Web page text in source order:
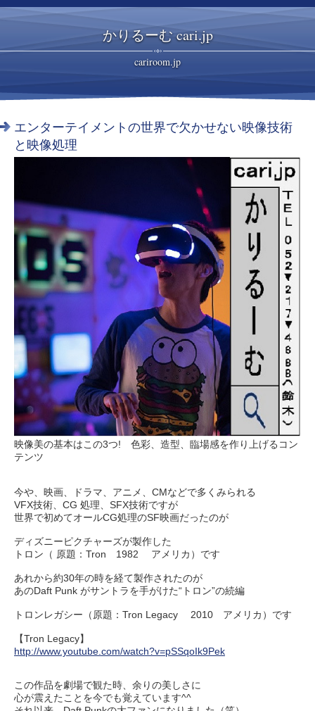
かりるーむ cari.jp
cariroom.jp
エンターテイメントの世界で欠かせない映像技術
と映像処理
映像美の基本はこの3つ! 色彩、造型、臨場感を作り上げるコン
テンツ
今や、映画、ドラマ、アニメ、CMなどで多くみられる
VFX技術、CG 処理、SFX技術ですが
世界で初めてオールCG処理のSF映画だったのが
ディズニーピクチャーズが製作した
トロン（ 原題：Tron 1982 アメリカ）です
あれから約30年の時を経て製作されたのが
あのDaft Punk がサントラを手がけた“トロン”の続編
トロンレガシー（原題：Tron Legacy 2010 アメリカ）です
【Tron Legacy】
http://www.youtube.com/watch?v=pSSqoIk9Pek
この作品を劇場で観た時、余りの美しさに
心が震えたことを今でも覚えています^^